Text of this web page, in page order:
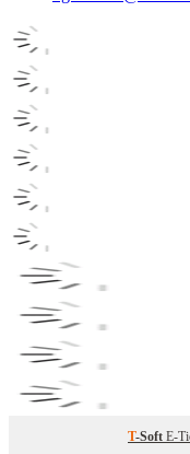
T-Soft E-